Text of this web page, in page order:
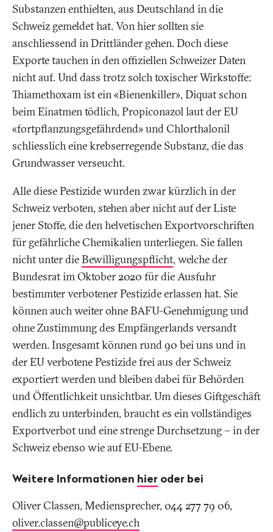
Substanzen enthielten, aus Deutschland in die
Schweiz gemeldet hat. Von hier sollten sie
anschliessend in Drittländer gehen. Doch diese
Exporte tauchen in den offiziellen Schweizer Daten
nicht auf. Und dass trotz solch toxischer Wirkstoffe:
Thiamethoxam ist ein «Bienenkiller», Diquat schon
beim Einatmen tödlich, Propiconazol laut der EU
«fortpflanzungsgefährdend» und Chlorthalonil
schliesslich eine krebserregende Substanz, die das
Grundwasser verseucht.
Alle diese Pestizide wurden zwar kürzlich in der
Schweiz verboten, stehen aber nicht auf der Liste
jener Stoffe, die den helvetischen Exportvorschriften
für gefährliche Chemikalien unterliegen. Sie fallen
nicht unter dieBewilligungspflicht, welche der
Bundesrat im Oktober 2020 für die Ausfuhr
bestimmter verbotener Pestizide erlassen hat. Sie
können auch weiter ohne BAFU-Genehmigung und
ohne Zustimmung des Empfängerlands versandt
werden. Insgesamt können rund 90 bei uns und in
der EU verbotene Pestizide frei aus der Schweiz
exportiert werden und bleiben dabei für Behörden
und Öffentlichkeit unsichtbar. Um dieses Giftgeschäft
endlich zu unterbinden, braucht es ein vollständiges
Exportverbot und eine strenge Durchsetzung – in der
Schweiz ebenso wie auf EU-Ebene.
Weitere Informationen hier oder bei
Oliver Classen, Mediensprecher, 044 277 79 06,
oliver.classen@publiceye.ch